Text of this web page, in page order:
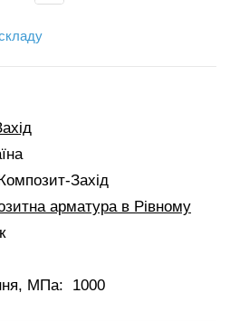
Захід
арматура в Рівному
МПа:
1000